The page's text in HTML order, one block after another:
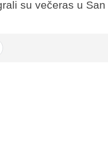
su večeras u